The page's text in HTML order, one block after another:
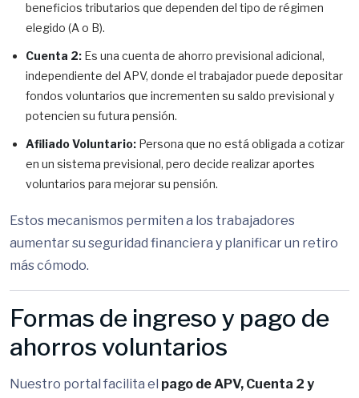
beneficios tributarios que dependen del tipo de régimen
elegido (A o B).
Cuenta 2: Es una cuenta de ahorro previsional adicional,
independiente del APV, donde el trabajador puede depositar
fondos voluntarios que incrementen su saldo previsional y
potencien su futura pensión.
Afiliado Voluntario: Persona que no está obligada a cotizar
en un sistema previsional, pero decide realizar aportes
voluntarios para mejorar su pensión.
Estos mecanismos permiten a los trabajadores
aumentar su seguridad financiera y planificar un retiro
más cómodo.
Formas de ingreso y pago de
ahorros voluntarios
Nuestro portal facilita el pago de APV, Cuenta 2 y